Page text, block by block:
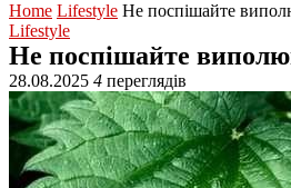
Home Lifestyle Не поспішайте
Lifestyle
Не поспішайте
28.08.2025 4 переглядів